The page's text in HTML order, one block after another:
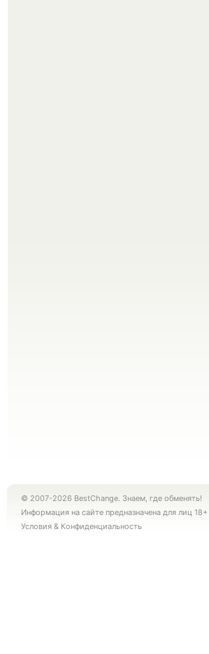
© 2007-2026 BestChange. Знаем, где обменять!
Информация на сайте предназначена для лиц 18+
Условия & Конфиденциальность